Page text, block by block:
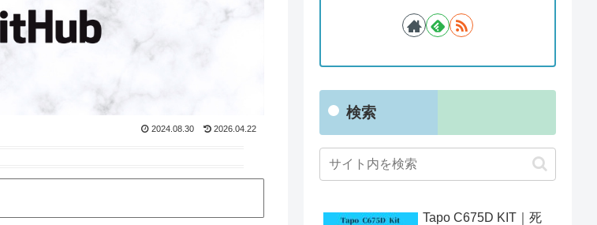
2024.08.30 2026.04.22
検索
Tapo C675D KIT｜死